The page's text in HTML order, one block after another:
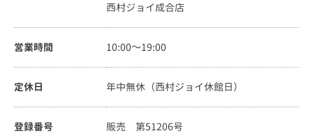
西村ジョイ成合店
営業時間 10:00～19:00
定休日 年中無休（西村ジョイ休館日）
登録番号 販売 第51206号